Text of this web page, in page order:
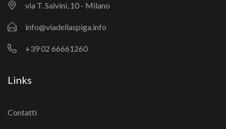
via T. Salvini, 10 - Milano
info@viadellaspiga.info
+39 02 66661260
Links
Contatti